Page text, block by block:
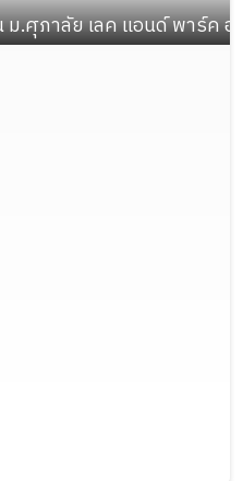
.ศุภาลัย เลค แอนด์ พาร์ค อ.